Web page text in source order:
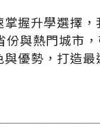
握升學選擇，
份與熱門城市
優勢，打造最